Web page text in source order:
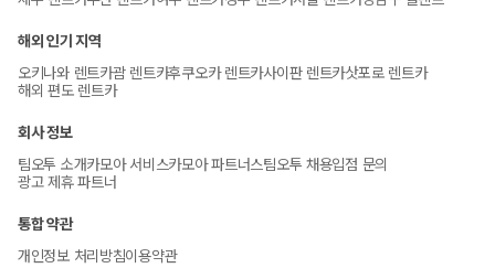
해외 인기 지역
오키나와 렌트카괌 렌트카후쿠오카 렌트카사이판 렌트카삿포로 렌트카
해외 편도 렌트카
회사 정보
팀오투 소개카모아 서비스카모아 파트너스팀오투 채용입점 문의
광고 제휴 파트너
통합 약관
개인정보 처리방침이용약관